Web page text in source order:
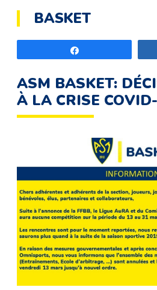
BASKET
ASM BASKET:
À LA CRISE